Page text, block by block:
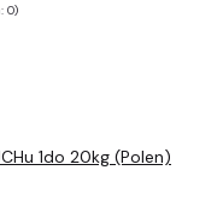
0)
1do 20kg (Polen)